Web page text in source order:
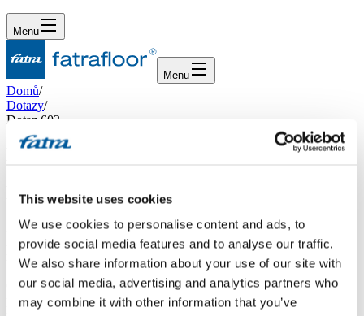
This website uses cookies
We use cookies to personalise content and ads, to
provide social media features and to analyse our traffic.
We also share information about your use of our site with
our social media, advertising and analytics partners who
may combine it with other information that you’ve
Menu
Menu
Domů/
Dotazy/
Dotaz 603
Dotaz 603
Dotaz
Dobrý den, rád bych si koupil vinylovou podlahu click a prosím jak
nejlépe postupovat. Mám starší byt tudíž podlahy nejsou úplně
rovné z kraje do středu propad podlahy až 2 cm na místnosti 4x5m.
Aktuálně tam mám parkety které tam nechám a rád bych to srovnal
OSB deskami. Například křížem 2x10mm je možné na to pak
položit novou podlahu? Děkuji za Info a jak nejlépe v tomto případě